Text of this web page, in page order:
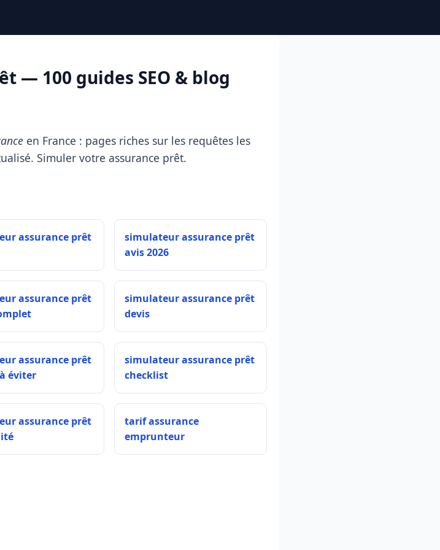
— 100 guides SEO & blog
en France : pages riches sur les requêtes les
Simuler votre assurance prêt.
assurance prêt
simulateur assurance prêt
avis 2026
assurance prêt
simulateur assurance prêt
devis
assurance prêt
éviter
simulateur assurance prêt
checklist
assurance prêt
tarif assurance
emprunteur